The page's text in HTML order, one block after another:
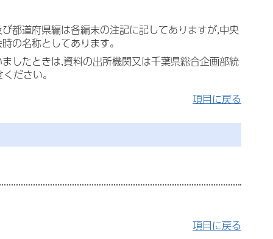
都道府県編は各編末の注記に記してありますが,中央
の名称としてあります。
したときは,資料の出所機関又は千葉県総合企画部統
ださい。
項目に戻る
項目に戻る